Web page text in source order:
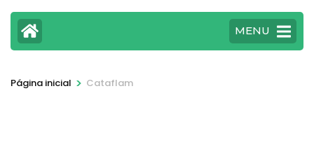
MENU
Página inicial > Cataflam